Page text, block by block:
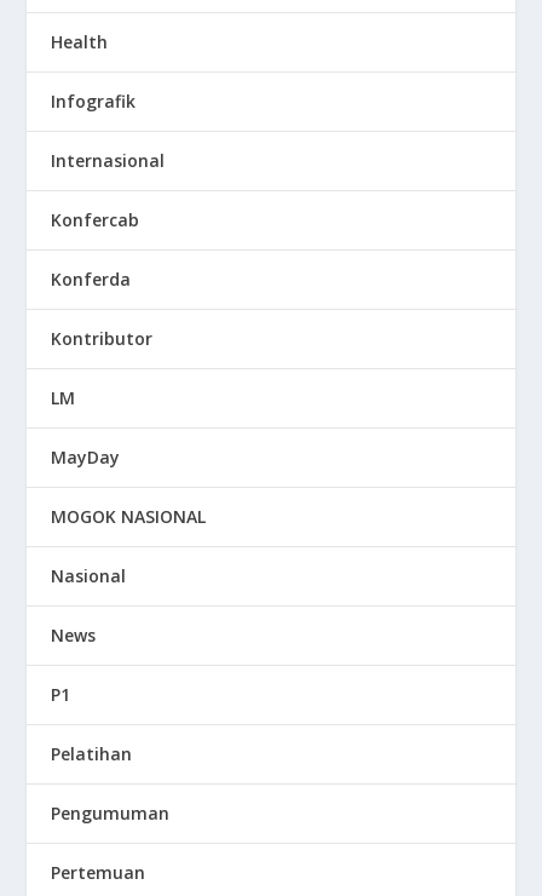
Health
Infografik
Internasional
Konfercab
Konferda
Kontributor
LM
MayDay
MOGOK NASIONAL
Nasional
News
P1
Pelatihan
Pengumuman
Pertemuan